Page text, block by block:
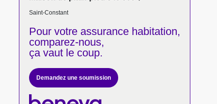
Saint-Constant
Pour votreassurance habitation,
comparez-nous,
ça vaut le coup.
Demandez une soumission